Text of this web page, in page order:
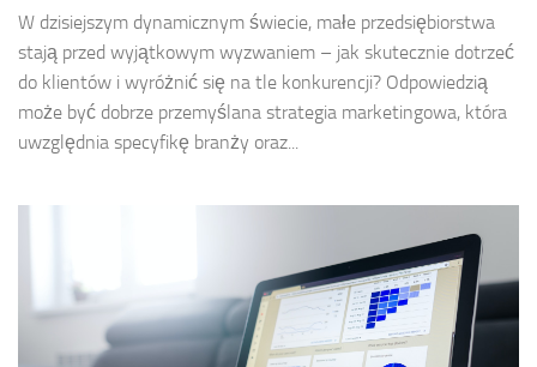
W dzisiejszym dynamicznym świecie, małe przedsiębiorstwa
stają przed wyjątkowym wyzwaniem – jak skutecznie dotrzeć
do klientów i wyróżnić się na tle konkurencji? Odpowiedzią
może być dobrze przemyślana strategia marketingowa, która
uwzględnia specyfikę branży oraz...